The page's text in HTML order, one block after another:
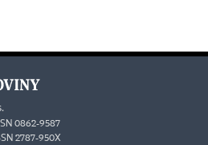
0862-9587
2787-950X